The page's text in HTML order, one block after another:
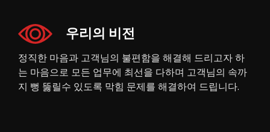
우리의 비전
정직한 마음과 고객님의 불편함을 해결해 드리고자 하
는 마음으로 모든 업무에 최선을 다하며 고객님의 속까
지 뻥 뚫릴수 있도록 막힘 문제를 해결하여 드립니다.